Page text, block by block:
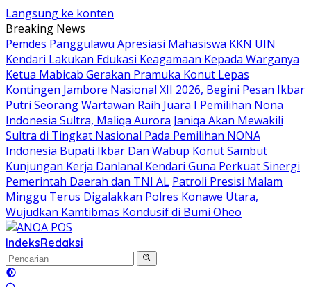
Langsung ke konten
Breaking News
Pemdes Panggulawu Apresiasi Mahasiswa KKN UIN
Kendari Lakukan Edukasi Keagamaan Kepada Warganya
Ketua Mabicab Gerakan Pramuka Konut Lepas
Kontingen Jambore Nasional XII 2026, Begini Pesan Ikbar
Putri Seorang Wartawan ‎Raih Juara I Pemilihan Nona
Indonesia Sultra, Maliqa Aurora Janiqa Akan Mewakili
Sultra di Tingkat Nasional Pada Pemilihan NONA
Indonesia Bupati Ikbar Dan Wabup Konut Sambut
Kunjungan Kerja Danlanal Kendari Guna Perkuat Sinergi
Pemerintah Daerah dan TNI AL Patroli Presisi Malam
Minggu Terus Digalakkan Polres Konawe Utara,
Wujudkan Kamtibmas Kondusif di Bumi Oheo
IndeksRedaksi